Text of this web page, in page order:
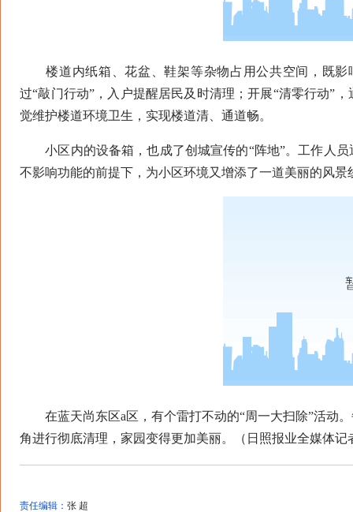
楼道内纸箱、花盆、鞋架等杂物占用公共空间，既影
过“敲门行动”，入户提醒居民及时清理；开展“清零行动”
觉维护楼道环境卫生，实现楼道清、通道畅。
小区内的设备箱，也成了创城宣传的“阵地”。工作人员
不影响功能的前提下，为小区环境又增添了一道美丽的风景
在蓝天尚东区a区，有个雷打不动的“周一大扫除”活动。
角进行彻底清理，家园变得更加美丽。（日照报业全媒体记
责任编辑： 张 超